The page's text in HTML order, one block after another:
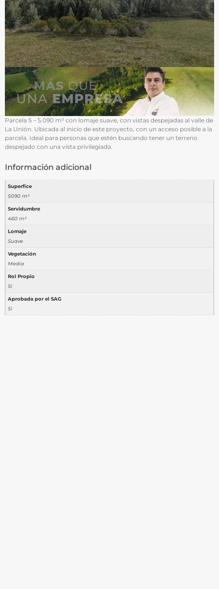
Parcela 5 – 5.090 m² con lomaje suave, con vistas despejadas al valle de
La Unión. Ubicada al inicio de este proyecto, con un acceso posible a la
parcela. Ideal para personas que estén buscando tener un terreno
despejado con una vista privilegiada.
Información adicional
Superfice
5090 m²
Servidumbre
460 m²
Lomaje
Suave
Vegetación
Media
Rol Propio
Si
Aprobada por el SAG
Si